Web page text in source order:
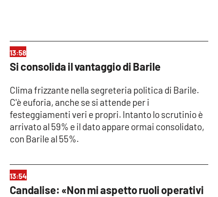
LA
CALABRIAVISIONE
Destinazioni
Eventi
Food
Storie
LAC
NETWORK
13:58
Si consolida il vantaggio di Barile
Clima frizzante nella segreteria politica di Barile.
C'è euforia, anche se si attende per i
festeggiamenti veri e propri. Intanto lo scrutinio è
arrivato al 59% e il dato appare ormai consolidato,
con Barile al 55%.
13:54
Candalise: «Non mi aspetto ruoli operativi